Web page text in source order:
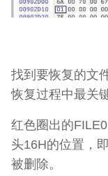
找到要恢复的文
恢复过程中最关
红色圈出的
头16H的位置，
被删除。